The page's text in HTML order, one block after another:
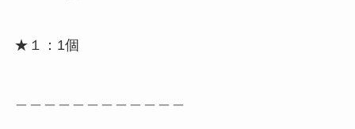
★１：1個